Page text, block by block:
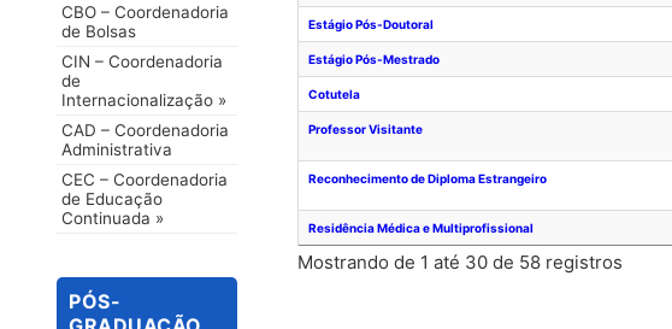
CBO – Coordenadoria
de Bolsas
CIN – Coordenadoria
de
Internacionalização »
CAD – Coordenadoria
Administrativa
CEC – Coordenadoria
de Educação
Continuada »
PÓS-
Estágio Pós-Doutoral
Estágio Pós-Mestrado
Cotutela
Professor Visitante
Reconhecimento de Diploma Estrangeiro
Residência Médica e Multiprofissional
Mostrando de 1 até 30 de 58 registros